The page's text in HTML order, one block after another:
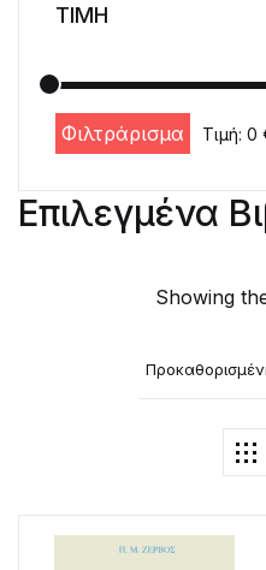
Επιλεγμένα
Showing
ΤΙΜΗ
Ελάχιστη τιμή
Μέγιστη τιμή
Φιλτράρισμα Τιμή: 0